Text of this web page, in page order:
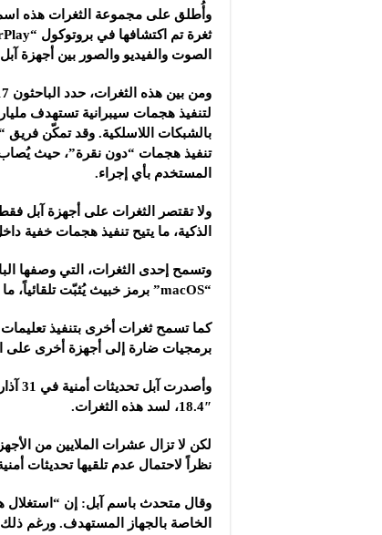
الصوت والفيديو والصور بين أجهزة آبل
لتنفيذ هجمات سيبرانية تستهدف
تنفيذ هجمات “دون نقرة”، حيث يُصاب
المستخدم بأي إجراء.
الذكية، ما يتيح تنفيذ هجمات خفية
“macOS” برمز خبيث يُثبّت تلقائياً، ما يمنح القراصنة القدرة على التحكم بالجهاز عن بُعد.
كما تسمح ثغرات أخرى بتنفيذ
برمجيات ضارة إلى أجهزة أخرى على
18.4″، لسد هذه الثغرات.
نظراً لاحتمال عدم تلقيها تحديثات